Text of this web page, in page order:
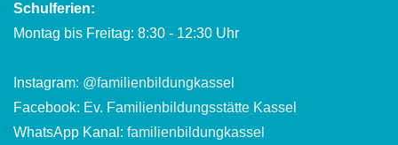
Schulferien:
Montag bis Freitag: 8:30 - 12:30 Uhr
Instagram: @familienbildungkassel
Facebook: Ev. Familienbildungsstätte Kassel
WhatsApp Kanal: familienbildungkassel